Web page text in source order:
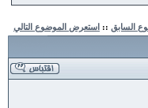
السابق :: استعرض الموضوع التالي